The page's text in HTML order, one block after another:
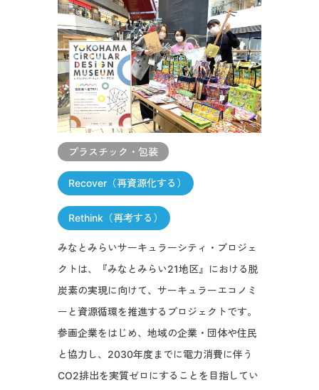
プラスチック・包装
Recover（再資源化する）
Rethink（再考する）
みなとみらいサーキュラーシティ・プロジェ
クトは、『みなとみらい21地区』における脱
炭素の実現に向けて、サーキュラーエコノミ
ーと資源循環を推進するプロジェクトです。
参画企業をはじめ、地域の企業・団体や住民
と協力し、2030年度までに電力消費に伴う
CO2排出を実質ゼロにすることを目指してい